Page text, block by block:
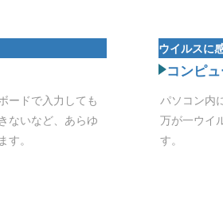
ードで入力しても
ないなど、あらゆ
。
ウイルスに
コンピ
パソコン内
万が一ウイ
す。